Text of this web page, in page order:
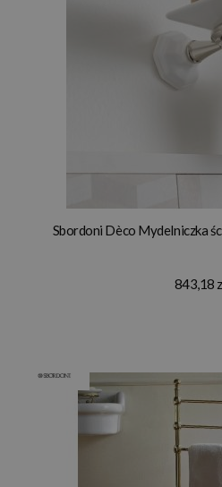
Sbordoni Dèco Mydelniczka
843,18